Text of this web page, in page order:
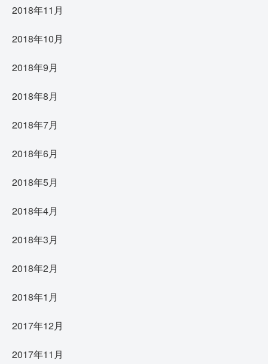
2018年11月
2018年10月
2018年9月
2018年8月
2018年7月
2018年6月
2018年5月
2018年4月
2018年3月
2018年2月
2018年1月
2017年12月
2017年11月